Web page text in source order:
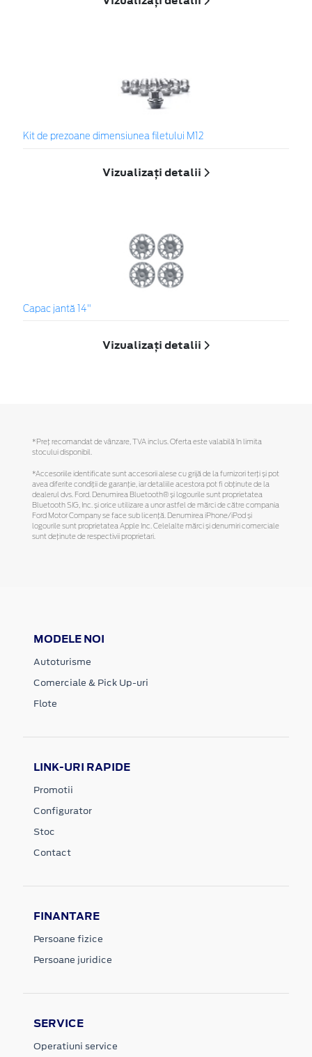
Kit de prezoane dimensiunea filetului M12
Vizualizați detalii
Capac jantă 14"
Vizualizați detalii
*Preţ recomandat de vânzare, TVA inclus. Oferta este valabilă în limita
stocului disponibil.
*Accesoriile identificate sunt accesorii alese cu grijă de la furnizori terți și pot
avea diferite condiții de garanție, iar detaliile acestora pot fi obținute de la
dealerul dvs. Ford. Denumirea Bluetooth® și logourile sunt proprietatea
Bluetooth SIG, Inc. și orice utilizare a unor astfel de mărci de către compania
Ford Motor Company se face sub licență. Denumirea iPhone/iPod și
logourile sunt proprietatea Apple Inc. Celelalte mărci și denumiri comerciale
sunt deținute de respectivii proprietari.
MODELE NOI
Autoturisme
Comerciale & Pick Up-uri
Flote
LINK-URI RAPIDE
Promotii
Configurator
Stoc
Contact
FINANTARE
Persoane fizice
Persoane juridice
SERVICE
Operatiuni service